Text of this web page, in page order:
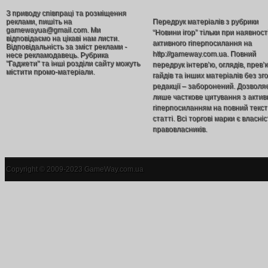
З приводу співпраці та розміщення
реклами, пишіть на
gamewayua@gmail.com. Ми
відповідаємо на цікаві нам листи.
Відповідальність за зміст реклами -
несе рекламодавець. Рубрика
"Гаджети" та інші розділи сайту можуть
містити промо-матеріали.
Передрук матеріалів з рубрики
“Новини ігор” тільки при
активного гіперпосилання на
http://gameway.com.ua. Повний
передрук інтерв’ю, оглядів,
гайдів та інших матеріалів без
редакції – заборонений.
лише часткове цитування з
гіперпосиланням на повний текст
статті. Всі торгові марки є
правовласників.
Copyright © 2009-2023 GameWay.com.ua